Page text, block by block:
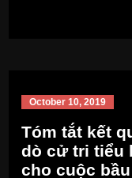
October 10, 2019
Tóm tắt kết
dò cử tri tiểu
cho cuộc